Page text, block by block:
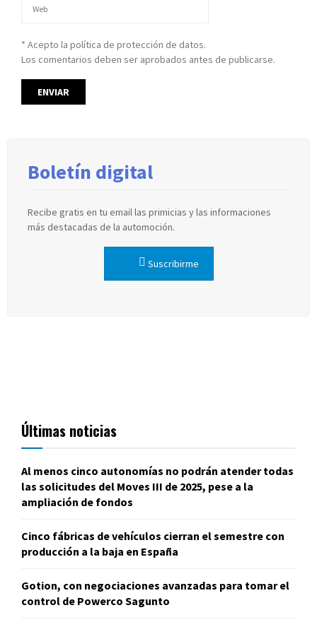
* Acepto la política de protección de datos.
Los comentarios deben ser aprobados antes de publicarse.
Boletín digital
Recibe gratis en tu email las primicias y las informaciones
más destacadas de la automoción.
Suscribirme
Últimas noticias
Al menos cinco autonomías no podrán atender todas
las solicitudes del Moves III de 2025, pese a la
ampliación de fondos
Cinco fábricas de vehículos cierran el semestre con
producción a la baja en España
Gotion, con negociaciones avanzadas para tomar el
control de Powerco Sagunto